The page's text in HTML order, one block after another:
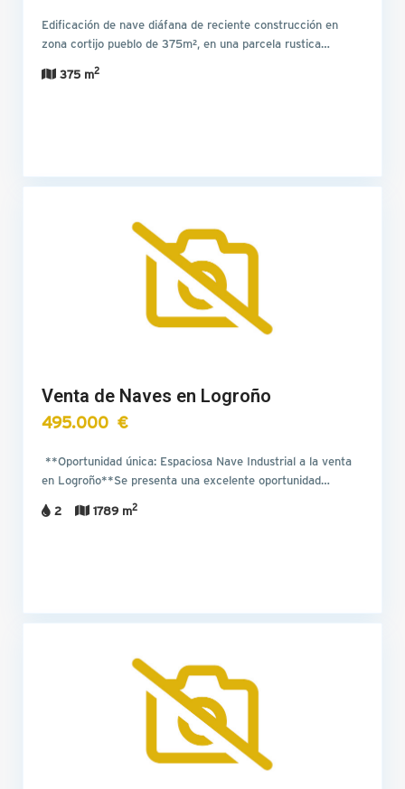
Edificación de nave diáfana de reciente construcción en
zona cortijo pueblo de 375m², en una parcela rustica…
375 m2
Venta de Naves en Logroño
495.000 €
**Oportunidad única: Espaciosa Nave Industrial a la venta
en Logroño**Se presenta una excelente oportunidad…
2
1789 m2